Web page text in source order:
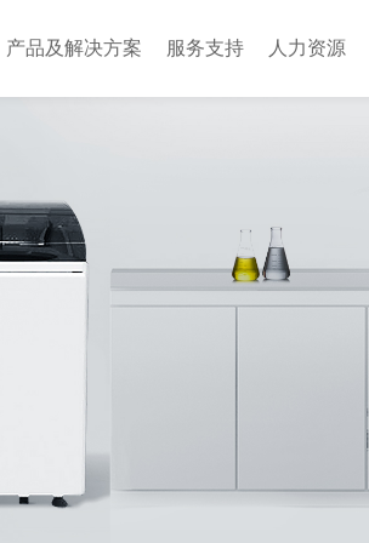
产品及解决方案 服务支持 人力资源